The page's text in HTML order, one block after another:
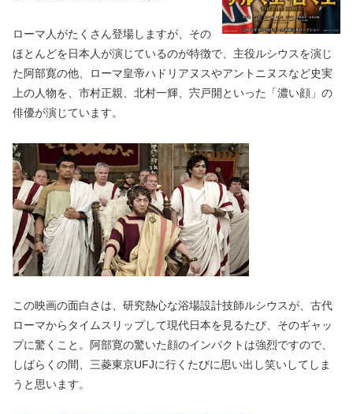
ローマ人がたくさん登場しますが、その
ほとんどを日本人が演じているのが特徴で、主役ルシウスを演じ
た阿部寛の他、ローマ皇帝ハドリアヌスやアントニヌスなど史実
上の人物を、市村正親、北村一輝、宍戸開といった「濃い顔」の
俳優が演じています。
この映画の面白さは、研究熱心な浴場設計技師ルシウスが、古代
ローマからタイムスリップして現代日本を見るたび、そのギャッ
プに驚くこと。阿部寛の驚いた顔のインパクトは強烈ですので、
しばらくの間、三菱東京UFJに行くたびに思い出し笑いしてしま
うと思います。